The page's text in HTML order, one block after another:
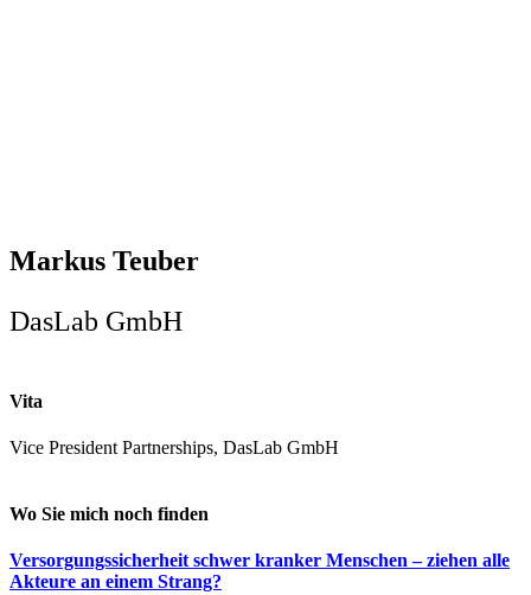
Markus Teuber
DasLab GmbH
Vita
Vice President Partnerships, DasLab GmbH
Wo Sie mich noch finden
Versorgungssicherheit schwer kranker Menschen – ziehen alle
Akteure an einem Strang?